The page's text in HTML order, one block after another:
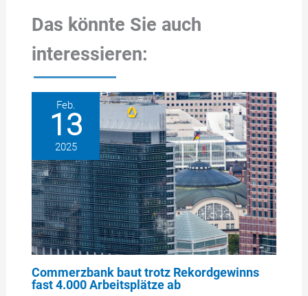
Das könnte Sie auch
interessieren:
Feb.
13
2025
Commerzbank baut trotz Rekordgewinns
fast 4.000 Arbeitsplätze ab